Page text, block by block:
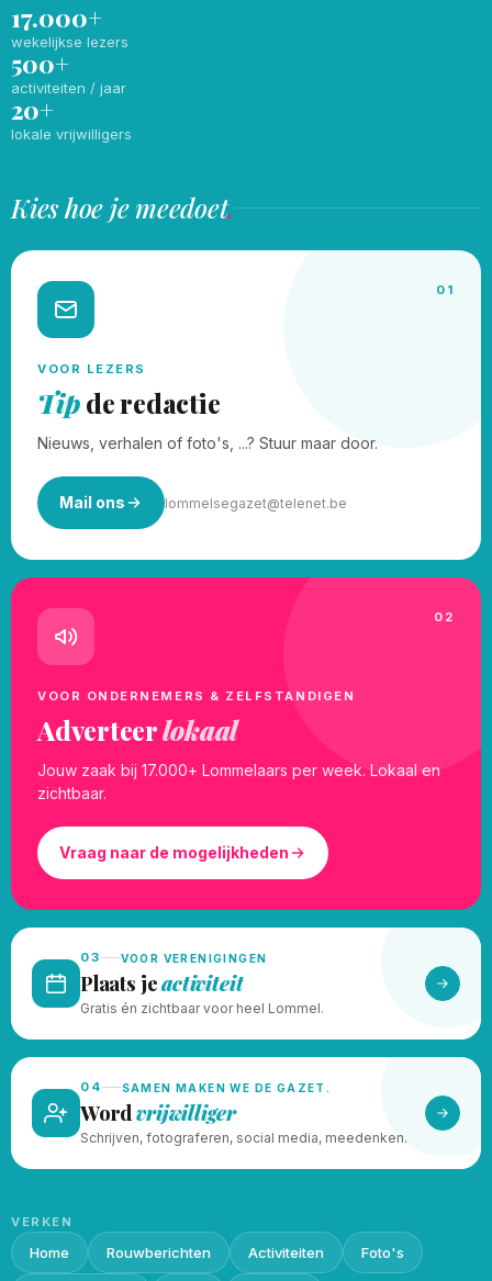
17.000+
wekelijkse lezers
500+
activiteiten / jaar
20+
lokale vrijwilligers
Kies hoe je meedoet.
01
VOOR LEZERS
Tipde redactie
Nieuws, verhalen of foto's, ...? Stuur maar door.
Mail ons lommelsegazet@telenet.be
02
VOOR ONDERNEMERS & ZELFSTANDIGEN
Adverteerlokaal
Jouw zaak bij 17.000+ Lommelaars per week. Lokaal en
zichtbaar.
Vraag naar de mogelijkheden
03 VOOR VERENIGINGEN
Plaats jeactiviteit
Gratis én zichtbaar voor heel Lommel.
04 SAMEN MAKEN WE DE GAZET.
Wordvrijwilliger
Schrijven, fotograferen, social media, meedenken.
VERKEN
Home Rouwberichten Activiteiten Foto's